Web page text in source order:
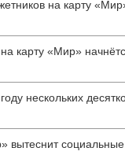
на карту
карту «Мир»
нескольких
вытеснит